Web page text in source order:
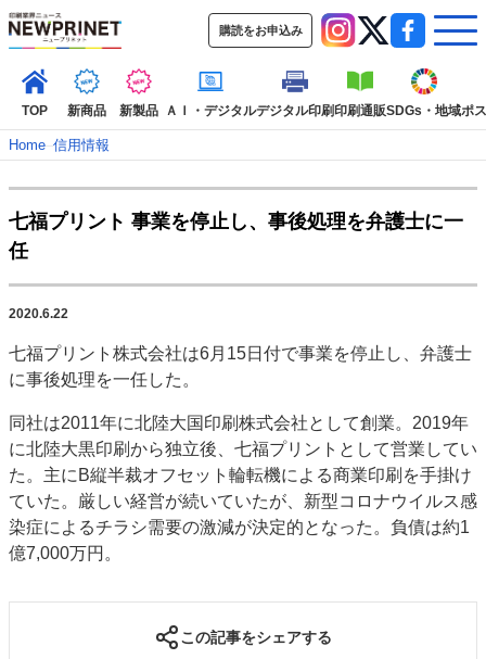
購読をお申込み
TOP 新商品 新製品 ＡＩ・デジタルデジタル印刷印刷通販SDGs・地域ポ
SDGs・地域
ポストプレス
特集記事カテゴリー一覧
2022 見える化・MIS特集
特集・デジタル印刷 アイデアで勝負！ ～多様なビジネス・多彩な商材～
JAPAN PACK 2023 特集
中古印刷機・製本機特集
2022 検査・校正特集
JFPI印刷用語集 印刷機材年鑑
Home–信用情報
七福プリント 事業を停止し、事後処理を弁護士に一
任
2020.6.22
七福プリント株式会社は6月15日付で事業を停止し、弁護士
に事後処理を一任した。
同社は2011年に北陸大国印刷株式会社として創業。2019年
に北陸大黒印刷から独立後、七福プリントとして営業してい
た。主にB縦半裁オフセット輪転機による商業印刷を手掛け
ていた。厳しい経営が続いていたが、新型コロナウイルス感
染症によるチラシ需要の激減が決定的となった。負債は約1
億7,000万円。
この記事をシェアする